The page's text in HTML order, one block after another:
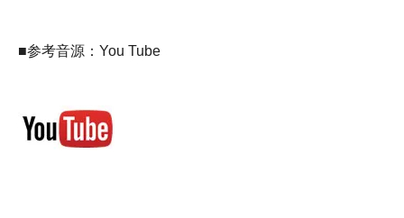
■参考音源：You Tube